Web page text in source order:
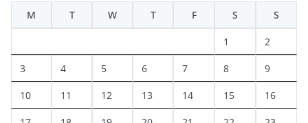
M
T W T F S S
1 2
3 4 5 6 7 8 9
10 11 12 13 14 15 16